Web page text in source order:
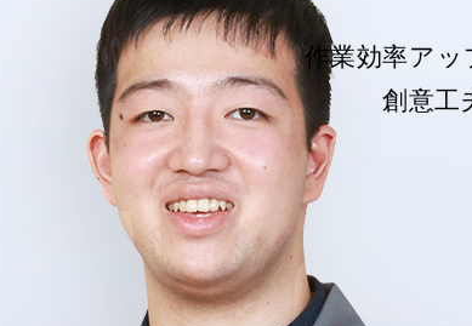
作業効率ア
創意工